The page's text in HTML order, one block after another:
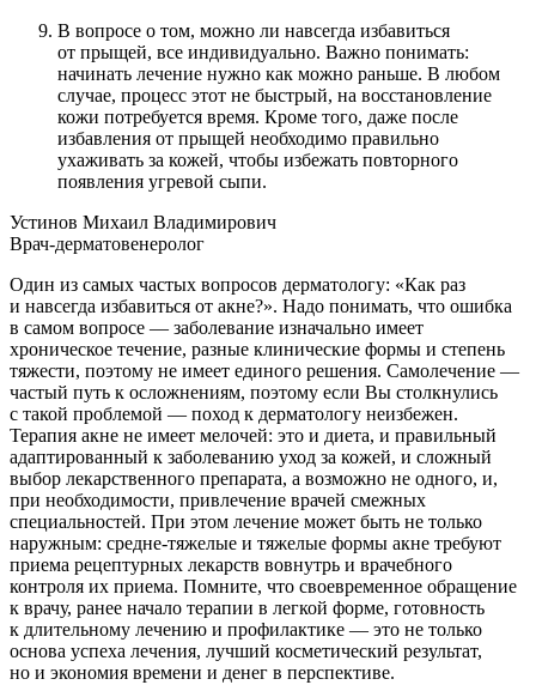
В вопросе о том, можно ли навсегда избавиться
от прыщей, все индивидуально. Важно понимать:
начинать лечение нужно как можно раньше. В любом
случае, процесс этот не быстрый, на восстановление
кожи потребуется время. Кроме того, даже после
избавления от прыщей необходимо правильно
ухаживать за кожей, чтобы избежать повторного
появления угревой сыпи.
Устинов Михаил Владимирович
Врач-дерматовенеролог
Один из самых частых вопросов дерматологу: «Как раз
и навсегда избавиться от акне?». Надо понимать, что ошибка
в самом вопросе — заболевание изначально имеет
хроническое течение, разные клинические формы и степень
тяжести, поэтому не имеет единого решения. Самолечение —
частый путь к осложнениям, поэтому если Вы столкнулись
с такой проблемой — поход к дерматологу неизбежен.
Терапия акне не имеет мелочей: это и диета, и правильный
адаптированный к заболеванию уход за кожей, и сложный
выбор лекарственного препарата, а возможно не одного, и,
при необходимости, привлечение врачей смежных
специальностей. При этом лечение может быть не только
наружным: средне-тяжелые и тяжелые формы акне требуют
приема рецептурных лекарств вовнутрь и врачебного
контроля их приема. Помните, что своевременное обращение
к врачу, ранее начало терапии в легкой форме, готовность
к длительному лечению и профилактике — это не только
основа успеха лечения, лучший косметический результат,
но и экономия времени и денег в перспективе.